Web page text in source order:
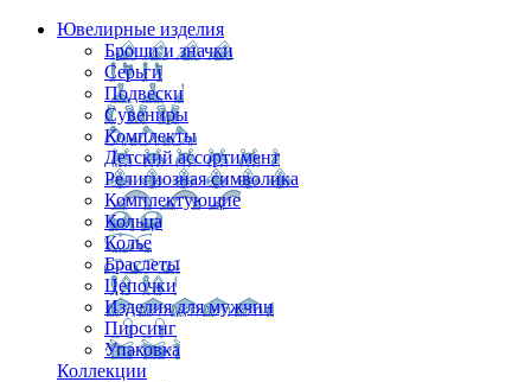
Ювелирные изделия
Броши и значки
Серьги
Подвески
Сувениры
Комплекты
Детский ассортимент
Религиозная символика
Комплектующие
Кольца
Колье
Браслеты
Цепочки
Изделия для мужчин
Пирсинг
Упаковка
Коллекции